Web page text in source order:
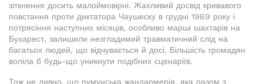
зіткнення досить малоймовірні. Жахливий досвід кривавого
повстання проти диктатора Чаушеску в грудні 1989 року і
потрясіння наступних місяців, особливо марші шахтарів на
Бухарест, залишили незгладимий травматичний слід на
багатьох людей, що відчувається й досі. Більшість громадян
воліла б будь-що уникнути подібних сценаріїв.
Тож не дивно, що румунська жандармерія, яка разом з